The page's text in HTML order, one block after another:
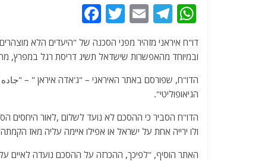
W
at
s
A
p
p
T
e
g
ra
m
E
ai
l
T
itt
er
a
c
e
b
o
o
k
דו"ח איראני מזהיר מפני הסכנה של "היעדים הלא
ובמיוחד מהאפשרות שישדאל תשיג דריסת רגל במפרץ,
הדו"ח, שפורסם באתר האיראני – "ג'אדה איראן " – "جاده
הגיאופוליטי".
הדו"ח הסביר כי ההסכם לא נועד לשלום ,לאור היחסים
ולו ירייה אחת על ישראל או אפילו איימה עליה מאז
האתר הוסיף, "לפיכך, ההכרזה על ההסכם נועדה לאיים על